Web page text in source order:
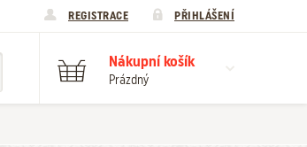
REGISTRACE PŘIHLÁŠENÍ
Nákupní košík
Prázdný